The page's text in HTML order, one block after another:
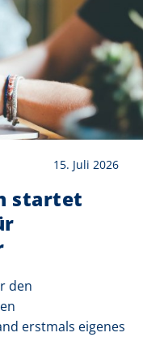
15. Juli 2026
startet
den
erstmals eigenes